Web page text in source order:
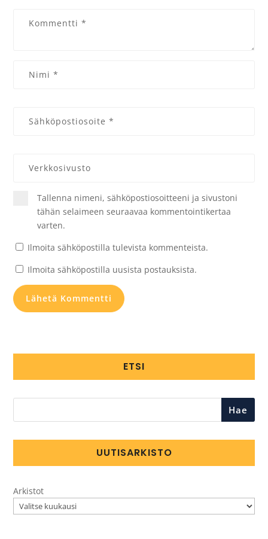
Tallenna nimeni, sähköpostiosoitteeni ja sivustoni
tähän selaimeen seuraavaa kommentointikertaa
varten.
Ilmoita sähköpostilla tulevista kommenteista.
Ilmoita sähköpostilla uusista postauksista.
ETSI
Hae
UUTISARKISTO
Arkistot